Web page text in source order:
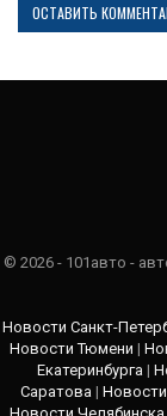
© 2026 - 101авто -
Новости Санкт-
Новости Тюмени |
Екатеринбурга |
Саратова |